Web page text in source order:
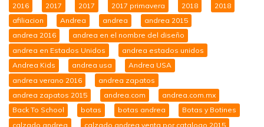
2016 2017 2017 2017 primavera 2018
2018
afiliacion
Andrea andrea
andrea 2015
andrea 2016
andrea en el nombre del diseño
andrea en Estados Unidos
andrea estados unidos
Andrea Kids
andrea usa
Andrea USA
andrea verano 2016
andrea zapatos
andrea zapatos 2015
andrea.com
andrea.com.mx
Back To School
botas botas andrea
Botas y Botines
calzado andrea
calzado andrea venta por catalogo 2015